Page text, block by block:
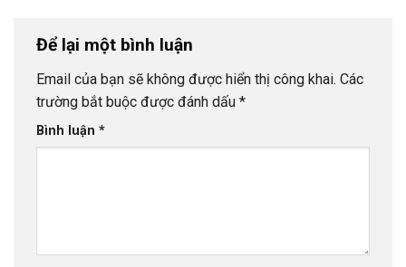
Để lại một bình luận
Email của bạn sẽ không được hiển thị công khai. Các
trường bắt buộc được đánh dấu *
Bình luận *